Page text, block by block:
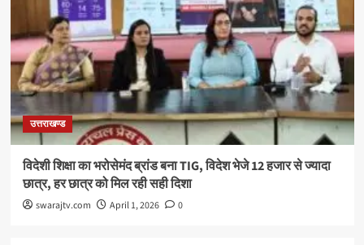
उत्तराखण्ड
विदेशी शिक्षा का भरोसेमंद ब्रांड बना TIG, विदेश भेजे 12 हजार से ज्यादा
छात्र, हर छात्र को मिल रही सही दिशा
swarajtv.com April 1, 2026 0